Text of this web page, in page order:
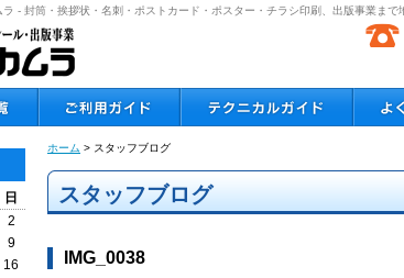
- 封筒・挨拶状・名刺・ポストカード・ポスター・チラシ印刷、出版事業まで
ホーム > スタッフブログ
スタッフブログ
IMG_0038
日
2
9
16